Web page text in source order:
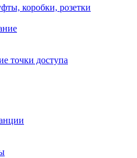
коробки, розетки
точки доступа